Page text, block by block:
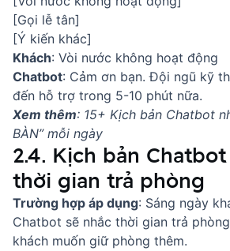
[Gọi lễ tân]
[Ý kiến khác]
Khách: Vòi nước không hoạt động
Chatbot: Cảm ơn bạn. Đội ngũ kỹ
đến hỗ trợ trong 5-10 phút nữa.
Xem thêm: 15+ Kịch bản Chatbot
BÀN” mỗi ngày
2.4. Kịch bản
thời gian trả phòng
Trường hợp áp dụng: Sáng ngày
Chatbot sẽ nhắc thời gian trả
khách muốn giữ phòng thêm.